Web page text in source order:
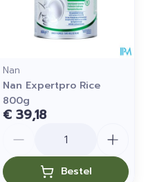
Nan
Nan Expertpro Rice
800g
€ 39,18
Bestel